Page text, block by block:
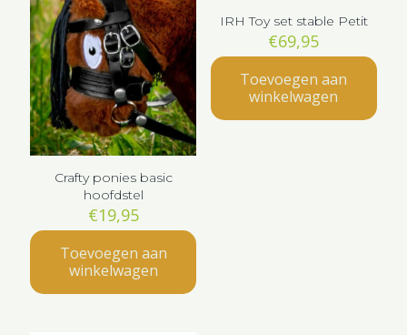
Crafty ponies basic
hoofdstel
€19,95
Toevoegen aan
winkelwagen
IRH Toy set stable Petit
€69,95
Toevoegen aan
winkelwagen